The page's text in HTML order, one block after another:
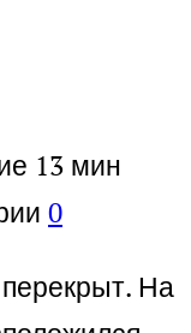
13 мин
0
На